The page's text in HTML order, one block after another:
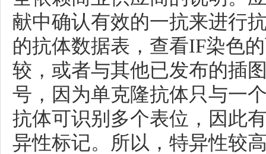
献中确认有效的一抗来进行
的抗体数据表，查看IF染色
较，或者与其他已发布的插
号，因为单克隆抗体只与一
抗体可识别多个表位，因此
异性标记。所以， 特异性较